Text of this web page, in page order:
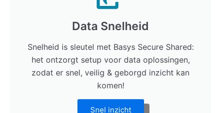
Data Snelheid
Snelheid is sleutel met Basys Secure Shared:
het ontzorgt setup voor data oplossingen,
zodat er snel, veilig & geborgd inzicht kan
komen!
Snel inzicht